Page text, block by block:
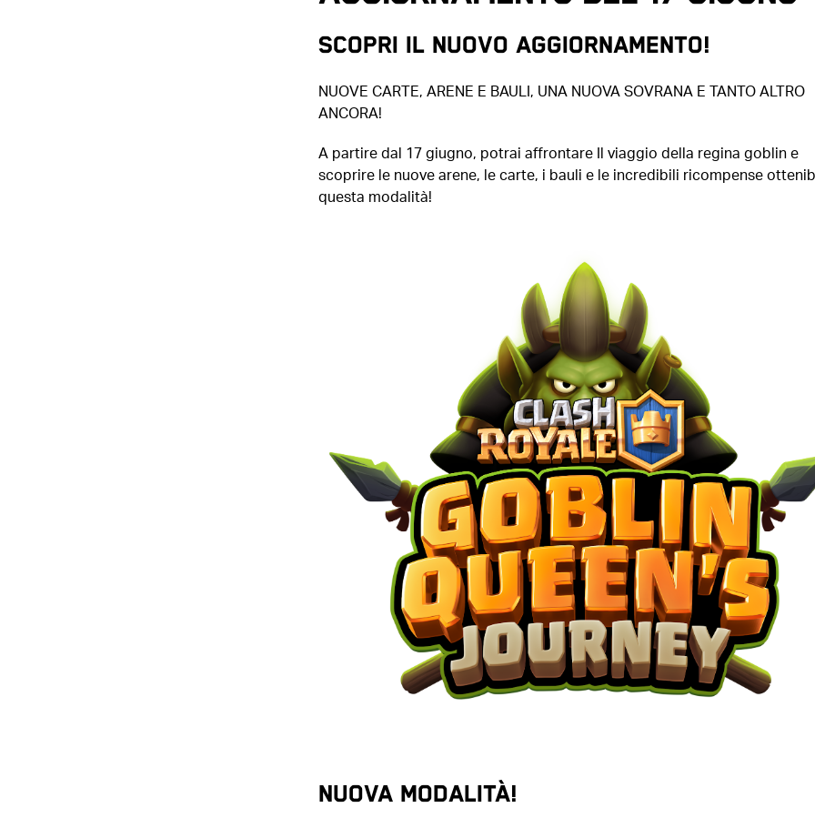
SCOPRI IL NUOVO AGGIORNAMENTO!
NUOVE CARTE, ARENE E BAULI, UNA NUOVA SOVRANA E TANTO ALTRO
ANCORA!
A partire dal 17 giugno, potrai affrontare Il viaggio della regina goblin e
scoprire le nuove arene, le carte, i bauli e le incredibili ricompense
questa modalità!
NUOVA MODALITÀ!